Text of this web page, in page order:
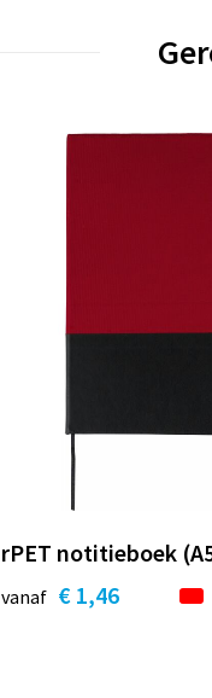
rPET notitieboek
vanaf € 1,46